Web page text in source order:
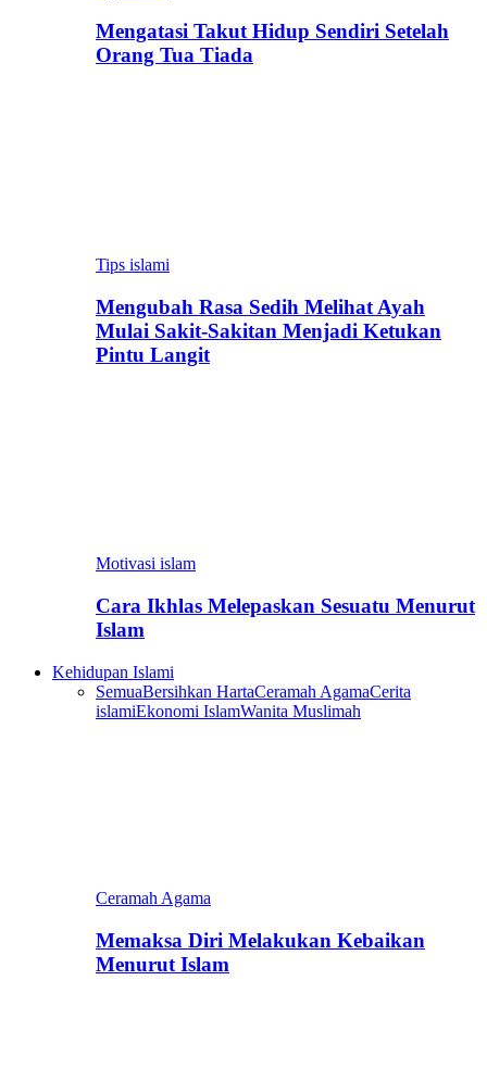
Mengatasi Takut Hidup Sendiri Setelah
Orang Tua Tiada
Tips islami
Mengubah Rasa Sedih Melihat Ayah
Mulai Sakit-Sakitan Menjadi Ketukan
Pintu Langit
Motivasi islam
Cara Ikhlas Melepaskan Sesuatu Menurut
Islam
Kehidupan Islami
SemuaBersihkan HartaCeramah AgamaCerita
islamiEkonomi IslamWanita Muslimah
Ceramah Agama
Memaksa Diri Melakukan Kebaikan
Menurut Islam